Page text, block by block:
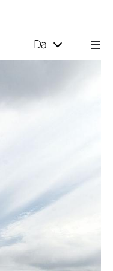
Da